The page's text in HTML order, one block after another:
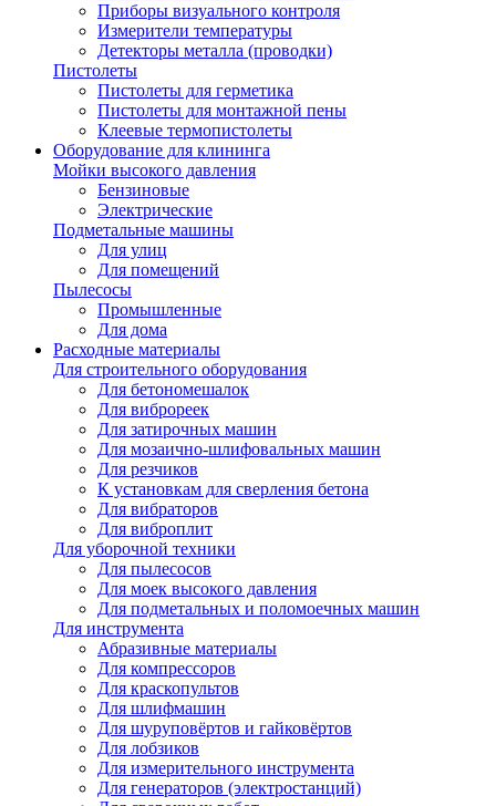
Приборы визуального контроля
Измерители температуры
Детекторы металла (проводки)
Пистолеты
Пистолеты для герметика
Пистолеты для монтажной пены
Клеевые термопистолеты
Оборудование для клининга
Мойки высокого давления
Бензиновые
Электрические
Подметальные машины
Для улиц
Для помещений
Пылесосы
Промышленные
Для дома
Расходные материалы
Для строительного оборудования
Для бетономешалок
Для виброреек
Для затирочных машин
Для мозаично-шлифовальных машин
Для резчиков
К установкам для сверления бетона
Для вибраторов
Для виброплит
Для уборочной техники
Для пылесосов
Для моек высокого давления
Для подметальных и поломоечных машин
Для инструмента
Абразивные материалы
Для компрессоров
Для краскопультов
Для шлифмашин
Для шуруповёртов и гайковёртов
Для лобзиков
Для измерительного инструмента
Для генераторов (электростанций)